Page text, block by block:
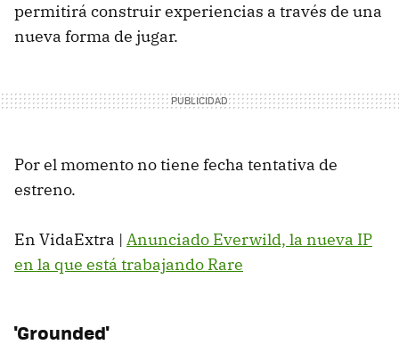
permitirá construir experiencias a través de una
nueva forma de jugar.
Por el momento no tiene fecha tentativa de
estreno.
En VidaExtra | Anunciado Everwild, la nueva IP
en la que está trabajando Rare
'Grounded'